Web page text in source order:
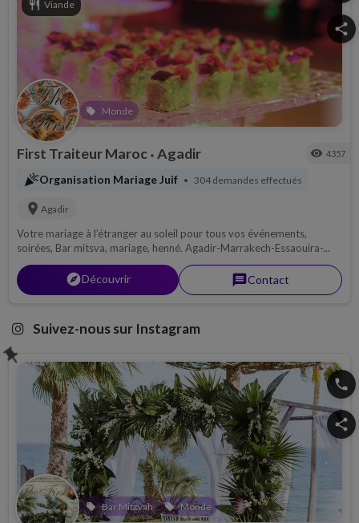
restaurant Viande
local_offer Monde
share
First Traiteur Maroc • Agadir visibility 4357
celebrationOrganisation Mariage Juif • 304 demandes effectués
location_on Agadir
Votre mariage à l’étranger au soleil pour tous vos événements,
soirées, Bar mitsva, mariage, henné. Agadir-Marrakech-Essaouira-...
explorerDécouvrir messageContact
Suivez-nous sur Instagram
local_offer Bar Mitzvah local_offer Monde
phone
share